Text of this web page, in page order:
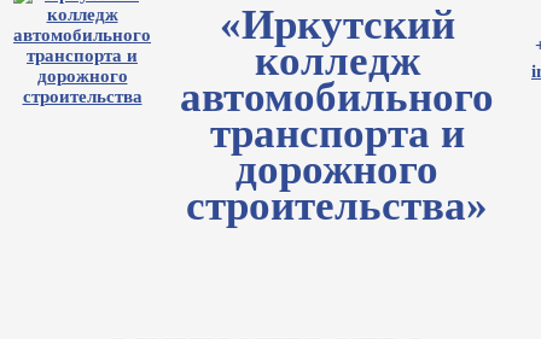
«Иркутский
колледж
автомобильного
транспорта и
дорожного
строительства»